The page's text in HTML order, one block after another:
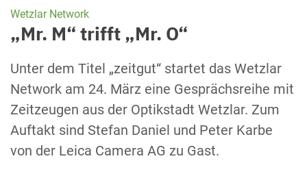
Wetzlar Network
„Mr. M“ trifft „Mr. O“
Unter dem Titel „zeitgut“ startet das Wetzlar
Network am 24. März eine Gesprächsreihe mit
Zeitzeugen aus der Optikstadt Wetzlar. Zum
Auftakt sind Stefan Daniel und Peter Karbe
von der Leica Camera AG zu Gast.